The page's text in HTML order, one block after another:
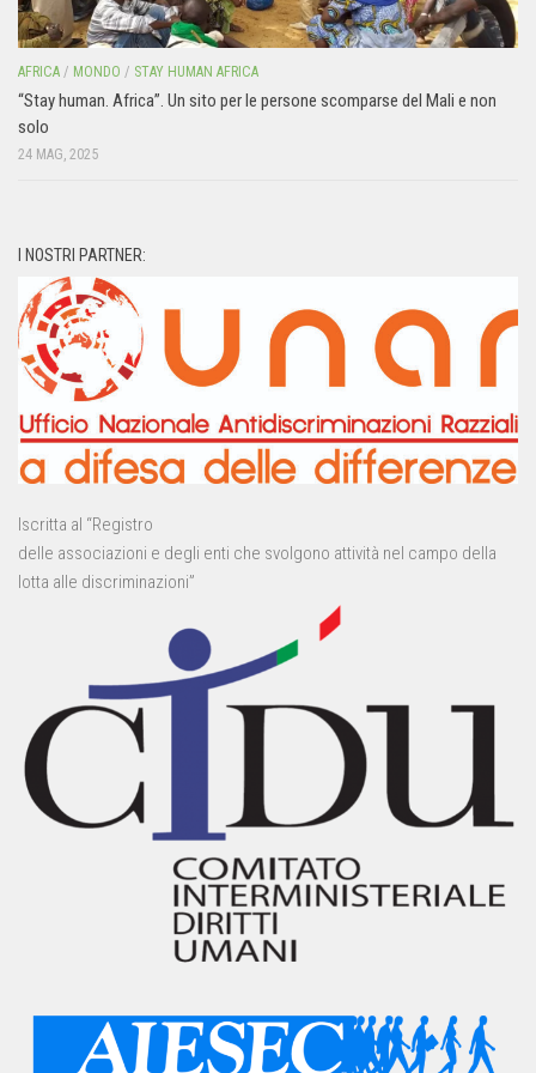
AFRICA / MONDO / STAY HUMAN AFRICA
“Stay human. Africa”. Un sito per le persone scomparse del Mali e non
solo
24 MAG, 2025
I NOSTRI PARTNER:
Iscritta al “Registro
delle associazioni e degli enti che svolgono attività nel campo della
lotta alle discriminazioni”